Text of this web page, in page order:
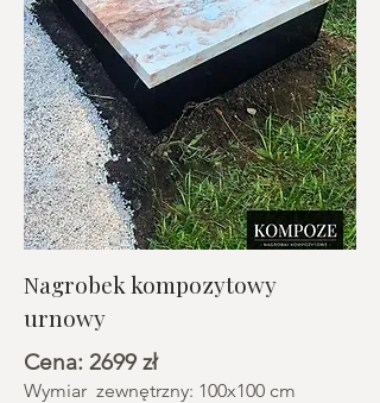
Nagrobek kompozytowy
urnowy
Cena: 2699 zł
Wymiar zewnętrzny: 100x100 cm